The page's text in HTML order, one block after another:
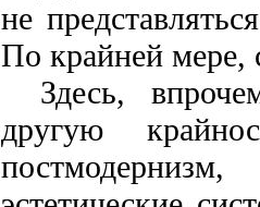
не
По крайней мере,
Здесь,
другую